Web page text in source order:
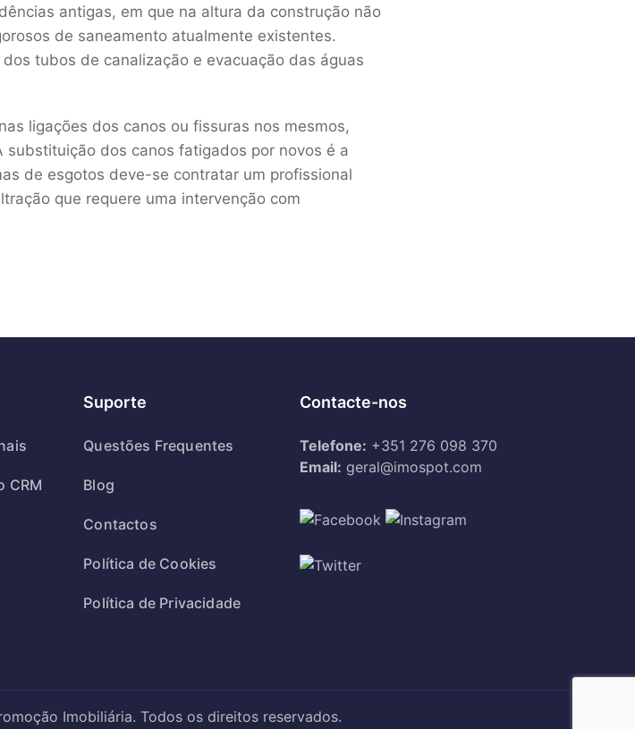
antigas, em que na altura da construção não
de saneamento atualmente existentes.
tubos de canalização e evacuação das águas
ligações dos canos ou fissuras nos mesmos,
dos canos fatigados por novos é a
de esgotos deve-se contratar um profissional
que requere uma intervenção com
CRM
Suporte
Questões Frequentes
Blog
Contactos
Política de Cookies
Política de Privacidade
Contacte-nos
Telefone: +351 276 098 370
Email: geral@imospot.com
Imobiliária. Todos os direitos reservados.